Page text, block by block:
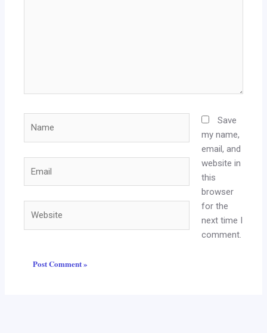
Save
my name,
email, and
website in
this
browser
for the
next time I
comment.